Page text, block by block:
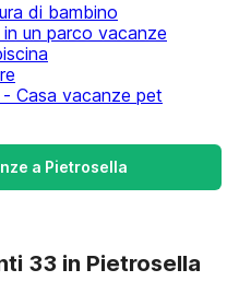
di bambino
un parco vacanze
Casa vacanze pet
a Pietrosella
33 in Pietrosella